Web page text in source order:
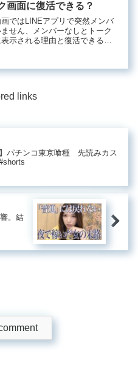
画面に復活できる？
画ではLINEアプリで突然メンバ
せん、メンバーなしとトーク
示される理由と復活できるの
LINEアプリは、友人や家族と
links
】パチンコ東京喰種 先読みカス
。結